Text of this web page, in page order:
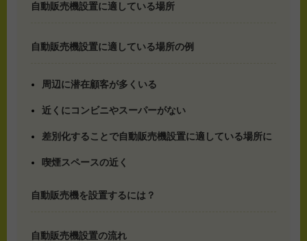
自動販売機設置に適している場所
自動販売機設置に適している場所の例
周辺に潜在顧客が多くいる
近くにコンビニやスーパーがない
差別化することで自動販売機設置に適している場所に
喫煙スペースの近く
自動販売機を設置するには？
自動販売機設置の流れ